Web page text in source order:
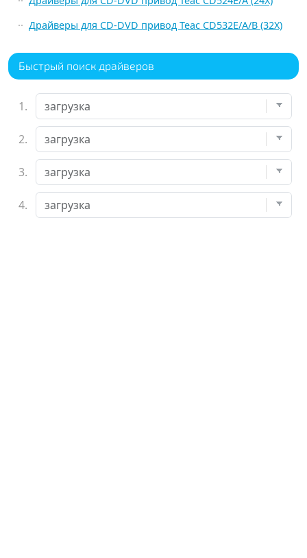
Драйверы для CD-DVD привод Teac CD532E/A/B (32X)
Быстрый поиск драйверов
1.
2.
3.
4.